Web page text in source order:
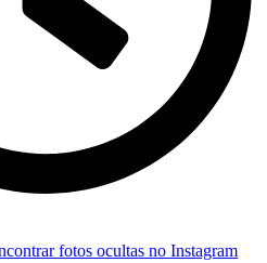
fotos ocultas no Instagram